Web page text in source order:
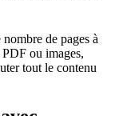
de pages à
ou images,
tout le contenu